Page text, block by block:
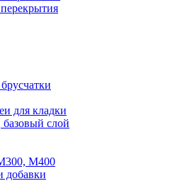
для кладки
базовый слой
М400
добавки